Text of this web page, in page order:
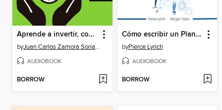
Aprende a invertir, con poco o sin ningún dinero
by Juan Carlos Zamora Soriano
AUDIOBOOK
BORROW
Cómo escribir un Plan de Negocios sin experiencia. Una guia simple para escribir un plan de negocios para emprendedores
byPierce Lynch
AUDIOBOOK
BORROW